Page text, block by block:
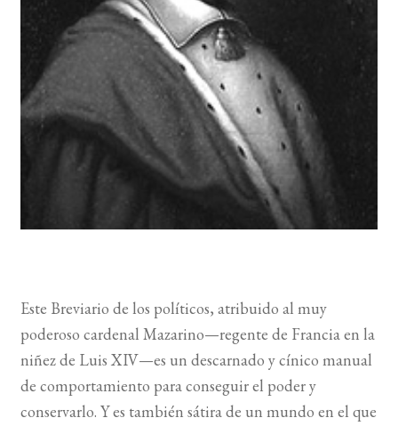
BUSCAR
LISTA DE LIBROS
Este Breviario de los políticos, atribuido al muy
poderoso cardenal Mazarino—regente de Francia en la
niñez de Luis XIV—es un descarnado y cínico manual
de comportamiento para conseguir el poder y
conservarlo. Y es también sátira de un mundo en el que